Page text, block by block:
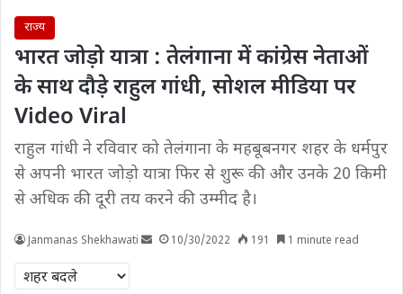
राज्य
भारत जोड़ो यात्रा : तेलंगाना में कांग्रेस नेताओं
के साथ दौड़े राहुल गांधी, सोशल मीडिया पर
Video Viral
राहुल गांधी ने रविवार को तेलंगाना के महबूबनगर शहर के धर्मपुर
से अपनी भारत जोड़ो यात्रा फिर से शुरू की और उनके 20 किमी
से अधिक की दूरी तय करने की उम्मीद है।
Janmanas Shekhawati 10/30/2022 191 1 minute read